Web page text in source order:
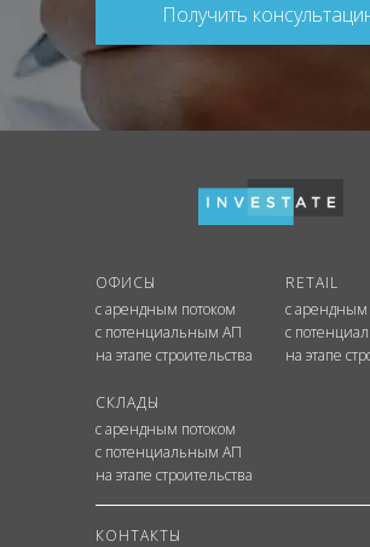
Получить
ОФИСЫ
с арендным потоком
с потенциальным АП
на этапе строительства
RETAIL
с арендным
с
на этапе
СКЛАДЫ
с арендным потоком
с потенциальным АП
на этапе строительства
КОНТАКТЫ